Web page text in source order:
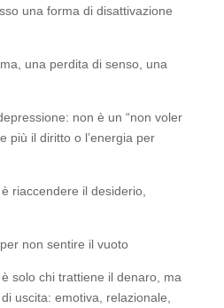
una forma di disattivazione
una perdita di senso, una
non è un “non voler
più il diritto o l’energia per
riaccendere il desiderio,
non sentire il vuoto
solo chi trattiene il denaro, ma
uscita: emotiva, relazionale,